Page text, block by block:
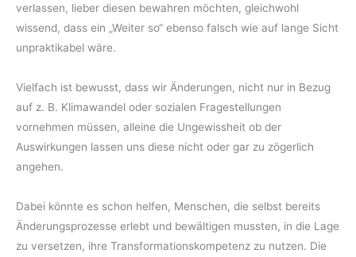
verlassen, lieber diesen bewahren möchten, gleichwohl
wissend, dass ein „Weiter so“ ebenso falsch wie auf lange Sicht
unpraktikabel wäre.
Vielfach ist bewusst, dass wir Änderungen, nicht nur in Bezug
auf z. B. Klimawandel oder sozialen Fragestellungen
vornehmen müssen, alleine die Ungewissheit ob der
Auswirkungen lassen uns diese nicht oder gar zu zögerlich
angehen.
Dabei könnte es schon helfen, Menschen, die selbst bereits
Änderungsprozesse erlebt und bewältigen mussten, in die Lage
zu versetzen, ihre Transformationskompetenz zu nutzen. Die